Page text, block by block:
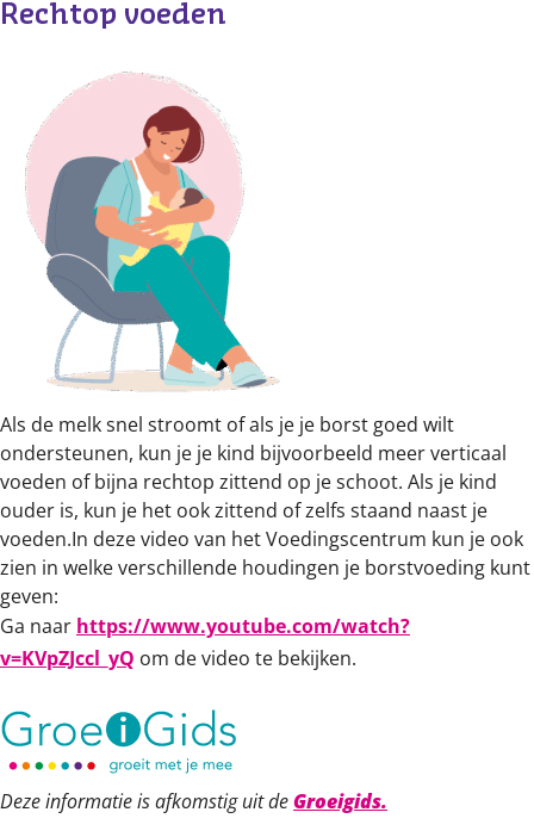
Rechtop voeden
Als de melk snel stroomt of als je je borst goed wilt
ondersteunen, kun je je kind bijvoorbeeld meer verticaal
voeden of bijna rechtop zittend op je schoot. Als je kind
ouder is, kun je het ook zittend of zelfs staand naast je
voeden.In deze video van het Voedingscentrum kun je ook
zien in welke verschillende houdingen je borstvoeding kunt
geven:
Ga naar https://www.youtube.com/watch?
v=KVpZJccl_yQ om de video te bekijken.
Deze informatie is afkomstig uit deGroeigids.